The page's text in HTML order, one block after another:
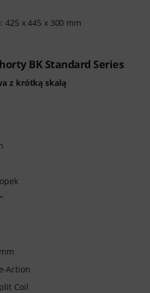
425 x 445 x 300 mm
BK Standard Series
z krótką skalą
Action
Coil